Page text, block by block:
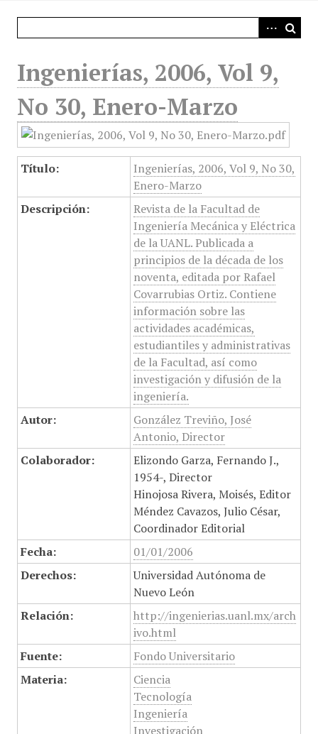
Ingenierías, 2006, Vol 9,
No 30, Enero-Marzo
Título:
Ingenierías, 2006, Vol 9, No 30,
Enero-Marzo
Descripción:
Revista de la Facultad de
Ingeniería Mecánica y Eléctrica
de la UANL. Publicada a
principios de la década de los
noventa, editada por Rafael
Covarrubias Ortiz. Contiene
información sobre las
actividades académicas,
estudiantiles y administrativas
de la Facultad, así como
investigación y difusión de la
ingeniería.
Autor:
González Treviño, José
Antonio, Director
Colaborador:
Elizondo Garza, Fernando J.,
1954-, Director
Hinojosa Rivera, Moisés, Editor
Méndez Cavazos, Julio César,
Coordinador Editorial
Fecha:
01/01/2006
Derechos:
Universidad Autónoma de
Nuevo León
Relación:
http://ingenierias.uanl.mx/arch
ivo.html
Fuente:
Fondo Universitario
Materia:
Ciencia
Tecnología
Ingeniería
Investigación